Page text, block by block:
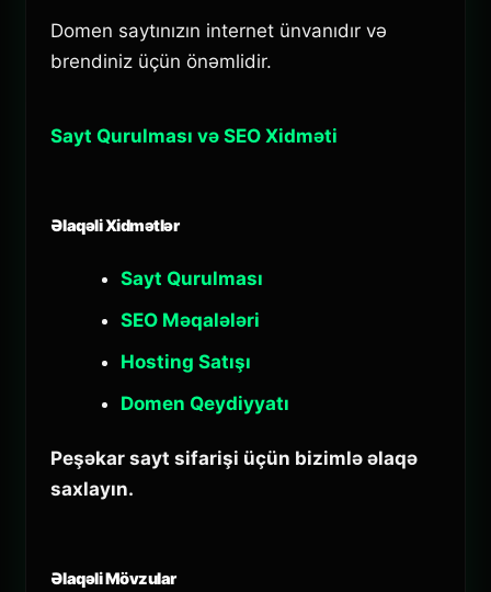
Domen saytınızın internet ünvanıdır və
brendiniz üçün önəmlidir.
Sayt Qurulması və SEO Xidməti
Əlaqəli Xidmətlər
Sayt Qurulması
SEO Məqalələri
Hosting Satışı
Domen Qeydiyyatı
Peşəkar sayt sifarişi üçün bizimlə əlaqə
saxlayın.
Əlaqəli Mövzular